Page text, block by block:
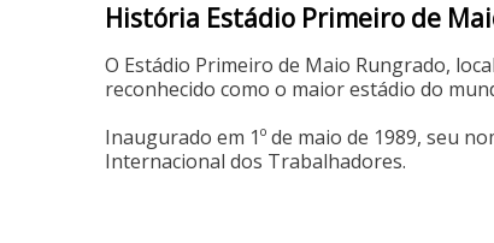
História Estádio Primeiro de
O Estádio Primeiro de Maio Rungrado,
reconhecido como o maior estádio do
Inaugurado em 1º de maio de 1989, seu
Internacional dos Trabalhadores.